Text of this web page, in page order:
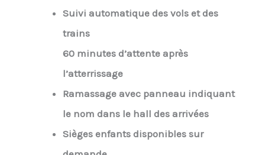
Suivi automatique des vols et des
trains
60 minutes d’attente après
l’atterrissage
Ramassage avec panneau indiquant
le nom dans le hall des arrivées
Sièges enfants disponibles sur